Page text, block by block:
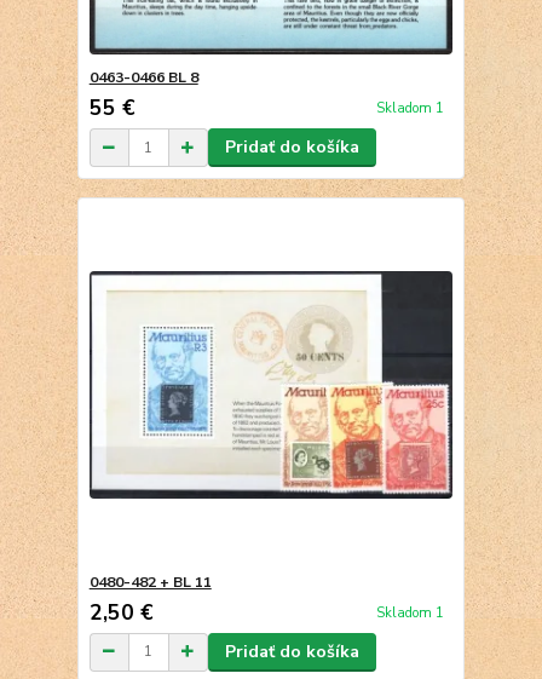
0463-0466 BL 8
55 € Skladom 1
Pridať do košíka
0480-482 + BL 11
2,50 € Skladom 1
Pridať do košíka